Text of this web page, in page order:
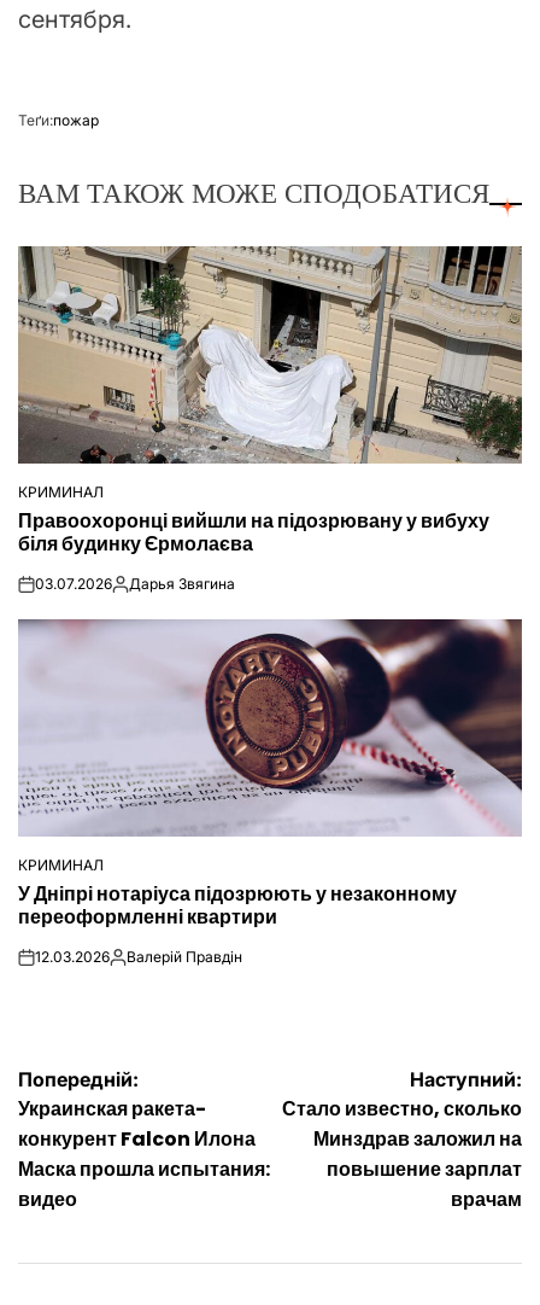
сентября.
Теґи:пожар
ВАМ ТАКОЖ МОЖЕ СПОДОБАТИСЯ
ОПУБЛІКУВАТИ
КРИМИНАЛ
Правоохоронці вийшли на підозрювану у вибуху
біля будинку Єрмолаєва
on03.07.2026Опубліковано
Дарья Звягина
ОПУБЛІКУВАТИ
У
КРИМИНАЛ
У Дніпрі нотаріуса підозрюють у незаконному
переоформленні квартири
on12.03.2026Опубліковано
Валерій Правдін
Навігація
записів
Попередній:
Украинская ракета-
конкурент Falcon Илона
Маска прошла испытания:
видео
Наступний:
Стало известно, сколько
Минздрав заложил на
повышение зарплат
врачам